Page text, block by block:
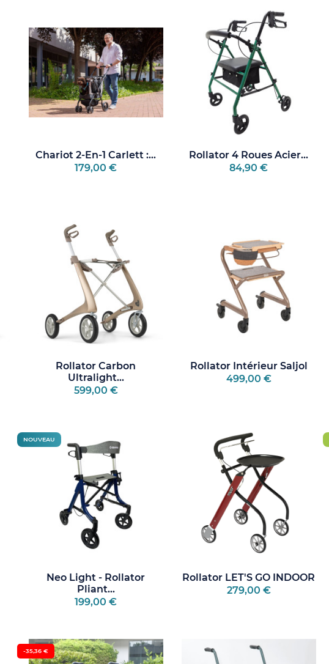
sont disponibles au
Chariot 2-En-1 Carlett :...
179,00 €
Rollator 4 Roues Acier...
84,90 €
Rollator Carbon
Ultralight...
599,00 €
Rollator Intérieur Saljol
499,00 €
Neo Light - Rollator
Pliant...
199,00 €
NOUVEAU
Rollator LET'S GO INDOOR
279,00 €
-35,36 €